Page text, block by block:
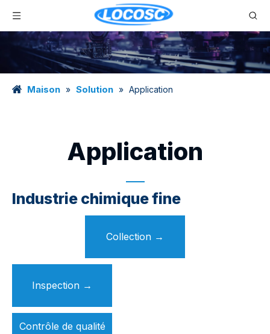
Maison » Solution » Application
Application
Industrie chimique fine
Collection →
Inspection →
Contrôle de qualité